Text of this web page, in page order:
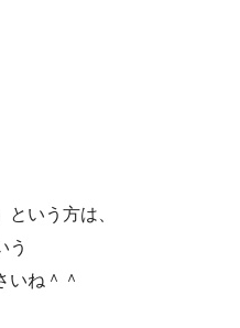
という方は、
う
いね＾＾